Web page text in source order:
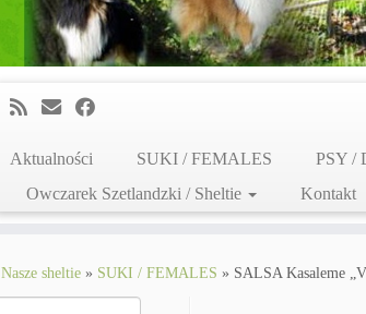
Aktualności SUKI / FEMALES PSY /
Owczarek Szetlandzki / Sheltie
Kontakt
Nasze sheltie » SUKI / FEMALES » SALSA Kasaleme